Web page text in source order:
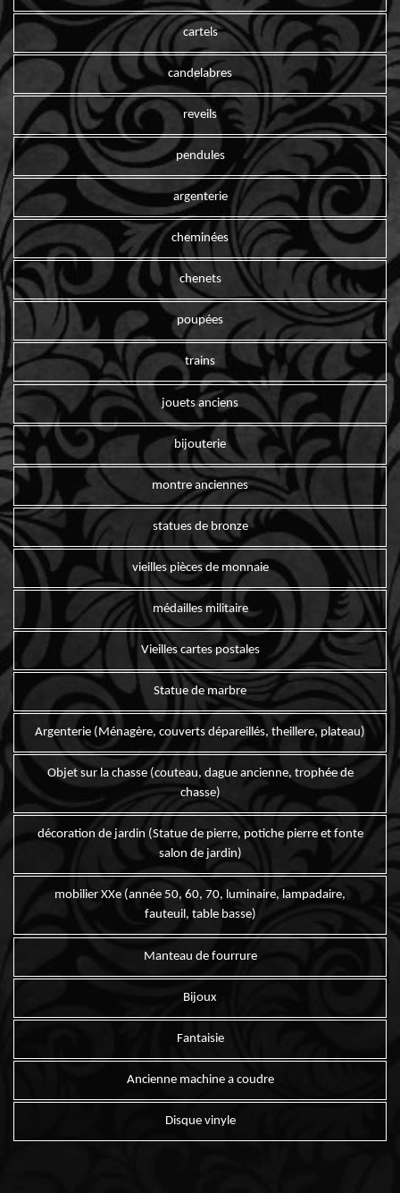
cartels
candelabres
reveils
pendules
argenterie
cheminées
chenets
poupées
trains
jouets anciens
bijouterie
montre anciennes
statues de bronze
vieilles pièces de monnaie
médailles militaire
Vieilles cartes postales
Statue de marbre
Argenterie (Ménagère, couverts dépareillés, theillere, plateau)
Objet sur la chasse (couteau, dague ancienne, trophée de
chasse)
décoration de jardin (Statue de pierre, potiche pierre et fonte
salon de jardin)
mobilier XXe (année 50, 60, 70, luminaire, lampadaire,
fauteuil, table basse)
Manteau de fourrure
Bijoux
Fantaisie
Ancienne machine a coudre
Disque vinyle